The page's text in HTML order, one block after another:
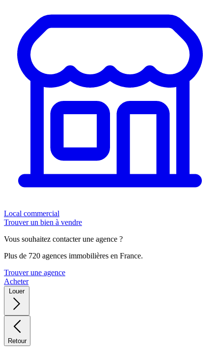
Local commercial
Trouver un bien à vendre
Vous souhaitez contacter une agence ?
Plus de 720 agences immobilières en France.
Trouver une agence
Acheter
Louer
Retour